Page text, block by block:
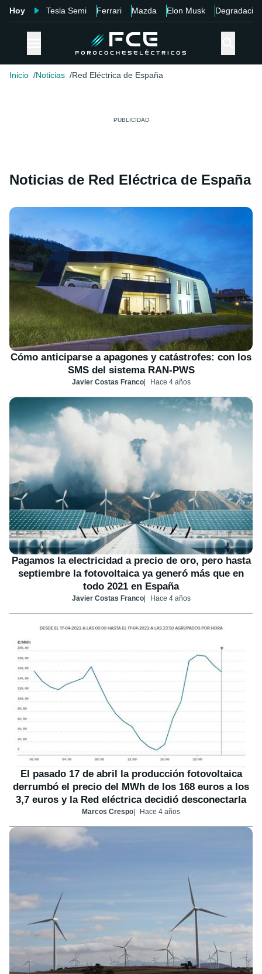
Hoy Tesla Semi Ferrari Mazda Elon Musk Degradación
Inicio Noticias Red Eléctrica de España
Noticias de Red Eléctrica de España
Cómo anticiparse a apagones y catástrofes: con los
SMS del sistema RAN-PWS
Javier Costas Franco Hace 4 años
Pagamos la electricidad a precio de oro, pero hasta
septiembre la fotovoltaica ya generó más que en
todo 2021 en España
Javier Costas Franco Hace 4 años
El pasado 17 de abril la producción fotovoltaica
derrumbó el precio del MWh de los 168 euros a los
3,7 euros y la Red eléctrica decidió desconectarla
Marcos Crespo Hace 4 años